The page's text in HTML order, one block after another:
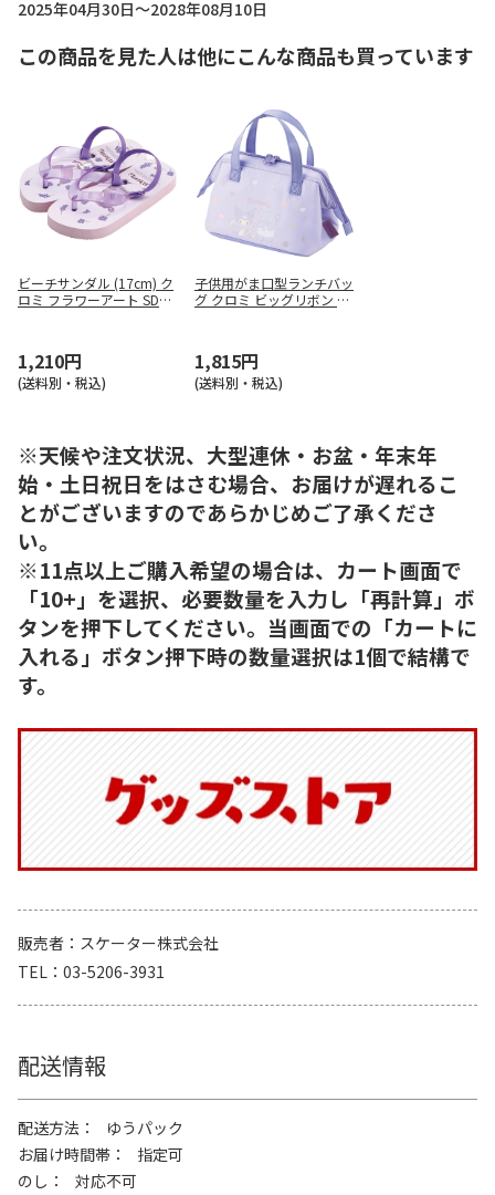
2025年04月30日～2028年08月10日
この商品を見た人は他にこんな商品も買っています
ビーチサンダル (17cm) ク
ロミ フラワーアート SDBE
1,210円
(送料別・税込)
子供用がま口型ランチバッ
グ クロミ ビッグリボン KG
1,815円
(送料別・税込)
※天候や注文状況、大型連休・お盆・年末年
始・土日祝日をはさむ場合、お届けが遅れるこ
とがございますのであらかじめご了承くださ
い。
※11点以上ご購入希望の場合は、カート画面で
「10+」を選択、必要数量を入力し「再計算」ボ
タンを押下してください。当画面での「カートに
入れる」ボタン押下時の数量選択は1個で結構で
す。
販売者
スケーター株式会社
TEL
03-5206-3931
配送情報
配送方法
ゆうパック
お届け時間帯
指定可
のし
対応不可